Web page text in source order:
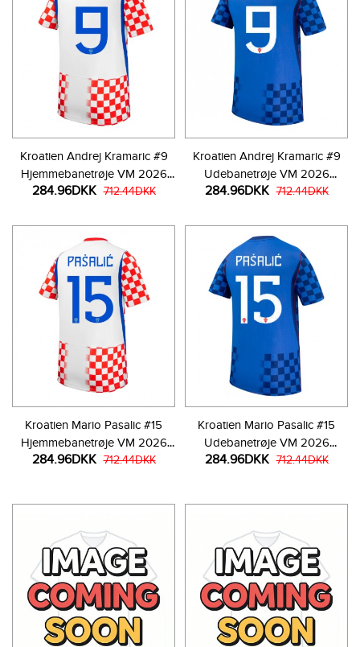
Kroatien Andrej Kramaric #9
Hjemmebanetrøje VM 2026
Kortærmet
284.96DKK 712.44DKK
Kroatien Andrej Kramaric #9
Udebanetrøje VM 2026
Kortærmet
284.96DKK 712.44DKK
Kroatien Mario Pasalic #15
Hjemmebanetrøje VM 2026
Kortærmet
284.96DKK 712.44DKK
Kroatien Mario Pasalic #15
Udebanetrøje VM 2026
Kortærmet
284.96DKK 712.44DKK